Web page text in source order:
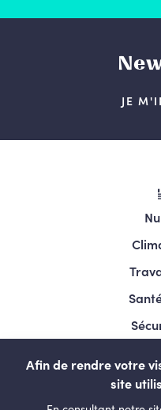
JE
Afin de rendre votre
site